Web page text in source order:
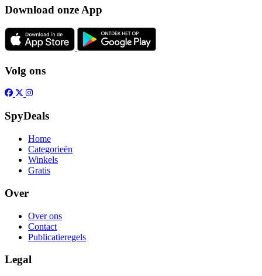
Download onze App
Volg ons
SpyDeals
Home
Categorieën
Winkels
Gratis
Over
Over ons
Contact
Publicatieregels
Legal